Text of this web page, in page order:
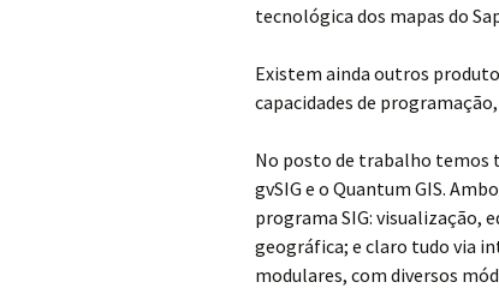
tecnológica dos mapas do
Existem ainda outros
capacidades de
No posto de trabalho temos
gvSIG e o Quantum GIS.
programa SIG: visualização,
geográfica; e claro tudo via
modulares, com diversos